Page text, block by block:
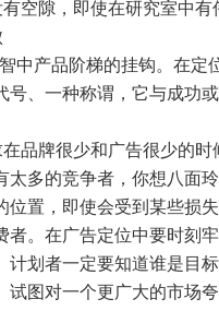
空隙，即使在研究室中
中产品阶梯的挂钩。在
号、一种称谓，它与成功
品牌很少和广告很少的
太多的竞争者，你想八面
位置，即使会受到某些损
者。在广告定位中要时刻
计划者一定要知道谁是目
试图对一个更广大的市场